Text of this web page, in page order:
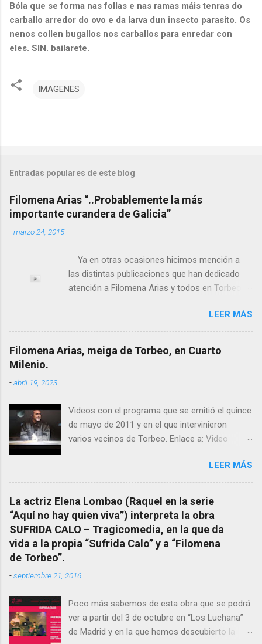
Bóla que se forma nas follas e nas ramas máis tenras do
carballo arredor do ovo e da larva dun insecto parasito. Os
nenos collen bugallos nos carballos para enredar con
eles. SIN. bailarete.
IMAGENES
Entradas populares de este blog
Filomena Arias “..Probablemente la más
importante curandera de Galicia”
-marzo 24, 2015
Ya en otras ocasiones hicimos mención a
las distintas publicaciones que han dedicado
atención a Filomena Arias y todos en Torbeo
el pasado siglo tuvo esta “curandeira” por sus
“obras y milagros”, pero también como
excelente difusora del nombre de nuestro
pueblo, no en vano es reconocida por muchos
mención a ANTON PATIÑO REGUEIRA (ya
fallecido) cuyo empeño por estudiar y dar a
conocer a esta “sabia” y por ende a Torbeo no
También reproducimos integro el articulo que
en el año 2000 publico Ángel Arnaiz recogiendo
información de primera mano que le
suministraron David (nieto de Filomena) y
algunos vecinos mas del pueblo.
Dejamos para otro momento la ...
LEER MÁS
Filomena Arias, meiga de Torbeo, en Cuarto
Milenio.
-abril 19, 2023
Videos con el programa que se emitió el quince
de mayo de 2011 y en el que intervinieron
varios vecinos de Torbeo. Enlace a: Video
completo emitido en CUARTO MILENIO En
Facebook otra copia con mejor resolución:
Facebook CUARTO MILENIO - Filomena Arias.
LEER MÁS
La actriz Elena Lombao (Raquel en la serie
“Aquí no hay quien viva”) interpreta la obra
SUFRIDA CALO – Tragicomedia, en la que da
vida a la propia “Sufrida Calo” y a “Filomena
de Torbeo”.
-septiembre 21, 2016
Poco más sabemos de esta obra que se podrá
ver a partir del 3 de octubre en “Los Luchana”
de Madrid y en la que hemos descubierto la